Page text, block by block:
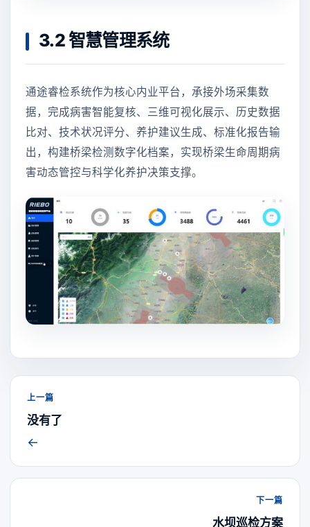
3.2 智慧管理系统
通途睿检系统作为核心内业平台，承接外场采集数
据，完成病害智能复核、三维可视化展示、历史数据
比对、技术状况评分、养护建议生成、标准化报告输
出，构建桥梁检测数字化档案，实现桥梁生命周期病
害动态管控与科学化养护决策支撑。
上一篇
没有了
←
下一篇
水坝巡检方案